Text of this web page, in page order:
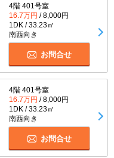
4階 401号室
16.7万円 / 8,000円
1DK / 33.23㎡
南西向き
お問合せ
4階 401号室
16.7万円 / 8,000円
1DK / 33.23㎡
南西向き
お問合せ